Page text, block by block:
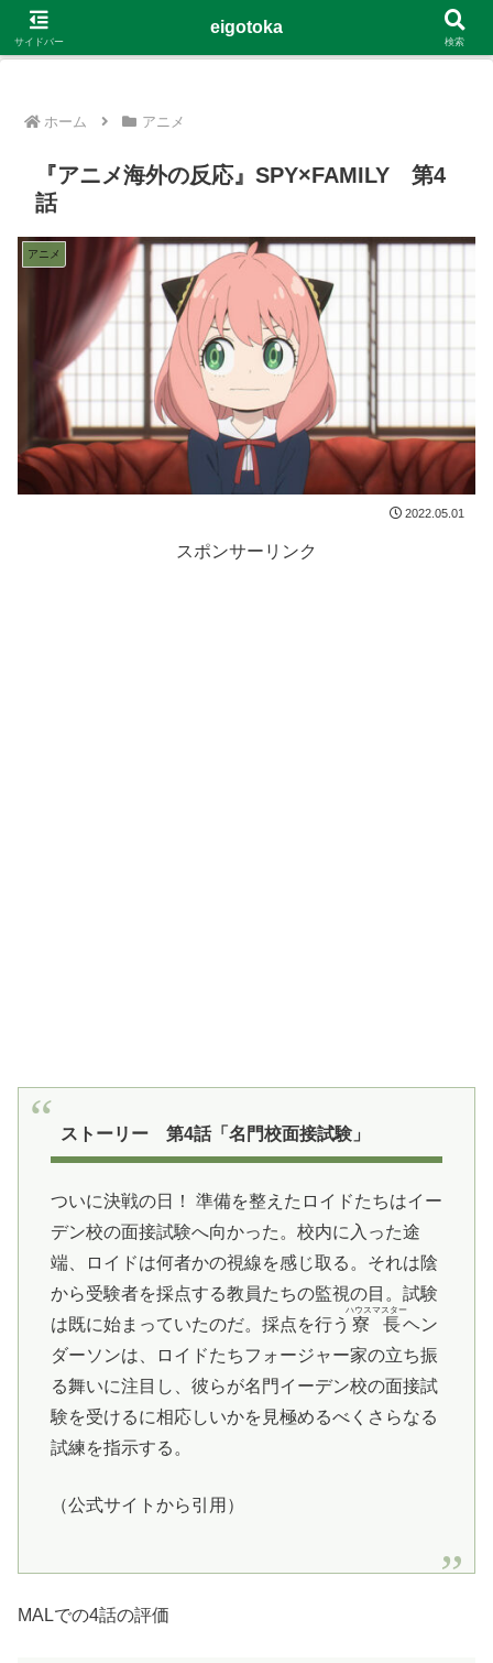
G-4Y8348WE8B
ホーム アニメ
『アニメ海外の反応』SPY×FAMILY 第4
話
アニメ
2022.05.01
スポンサーリンク
ストーリー 第4話「名門校面接試験」
ついに決戦の日！ 準備を整えたロイドたちはイー
デン校の面接試験へ向かった。校内に入った途
端、ロイドは何者かの視線を感じ取る。それは陰
から受験者を採点する教員たちの監視の目。試験
は既に始まっていたのだ。採点を行う 寮長
ハウスマスター
ヘン
ダーソンは、ロイドたちフォージャー家の立ち振
る舞いに注目し、彼らが名門イーデン校の面接試
験を受けるに相応しいかを見極めるべくさらなる
試練を指示する。
（公式サイトから引用）
MALでの4話の評価
サイドバー
eigotoka
検索